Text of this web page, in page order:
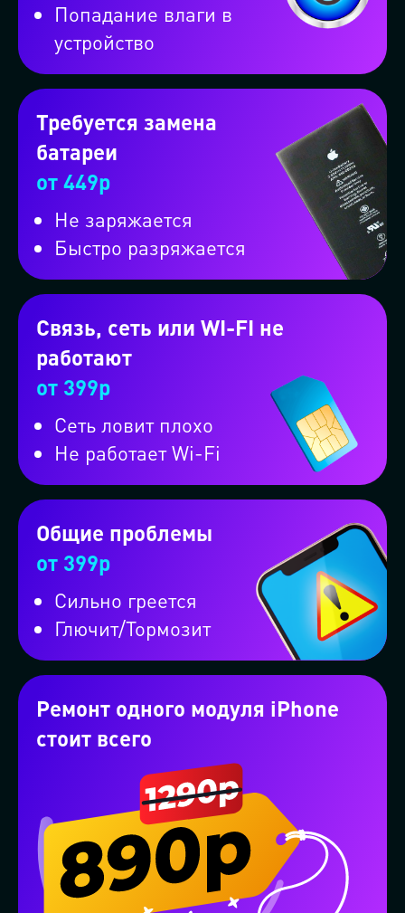
Или вызовите машину через
мессенджер
Проконсультируем бесплатно в
Проконсультируем бесплатно в
ВКонтакте
Проконсультируем бесплатно в
WhatsApp
Проконсультируем бесплатно в
Telegram
Попадание влаги в
устройство
Требуется замена
батареи
от 449р
Не заряжается
Быстро разряжается
Связь, сеть или WI-FI не
работают
от 399р
Сеть ловит плохо
Не работает Wi-Fi
Общие проблемы
от 399р
Сильно греется
Глючит/Тормозит
Ремонт одного модуля iPhone
стоит всего